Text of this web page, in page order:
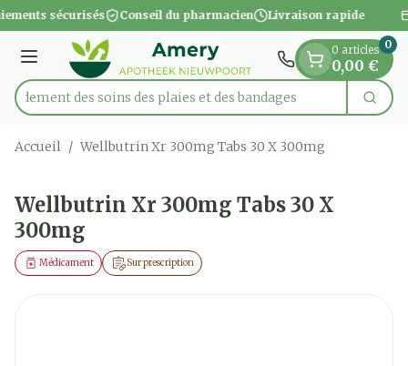
Aller au contenu
1 de 1
sécurisés Conseil du pharmacien Livraison rapide
Menu
Rechercherdes soins des plaies et des bandages
0 articles
0,00 €
0
Accueil / Wellbutrin Xr 300mg Tabs 30 X 300mg
Wellbutrin Xr 300mg Tabs 30 X
300mg
Sur prescription
Médicament